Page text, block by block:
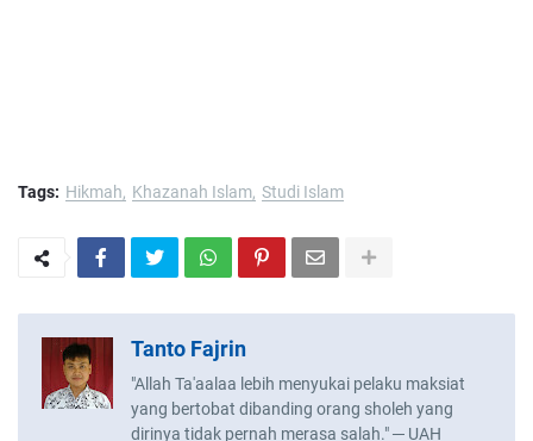
Tags: Hikmah Khazanah Islam Studi Islam
Tanto Fajrin
"Allah Ta'aalaa lebih menyukai pelaku maksiat
yang bertobat dibanding orang sholeh yang
dirinya tidak pernah merasa salah." ─ UAH